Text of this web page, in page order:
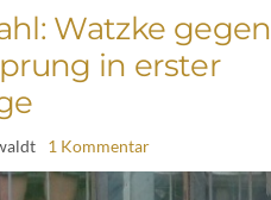
Watzke gegen
in erster
1 Kommentar